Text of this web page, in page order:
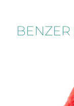
BENZER